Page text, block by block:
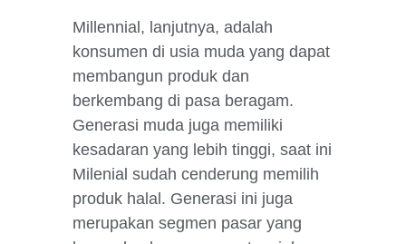
Millennial, lanjutnya, adalah
konsumen di usia muda yang dapat
membangun produk dan
berkembang di pasa beragam.
Generasi muda juga memiliki
kesadaran yang lebih tinggi, saat ini
Milenial sudah cenderung memilih
produk halal. Generasi ini juga
merupakan segmen pasar yang